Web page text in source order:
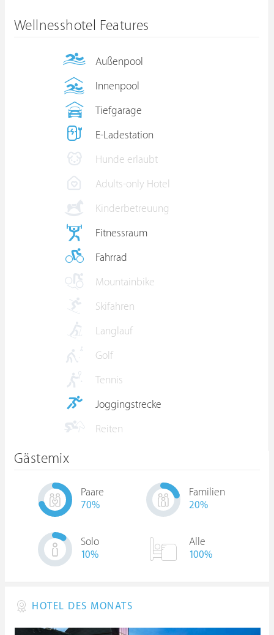
Wellnesshotel Features
Außenpool
Innenpool
Tiefgarage
E-Ladestation
Hunde erlaubt
Adults-only Hotel
Kinderbetreuung
Fitnessraum
Fahrrad
Mountainbike
Skifahren
Langlauf
Golf
Tennis
Joggingstrecke
Reiten
Gästemix
Paare
70%
Familien
20%
Solo
10%
Alle
100%
HOTEL DES MONATS